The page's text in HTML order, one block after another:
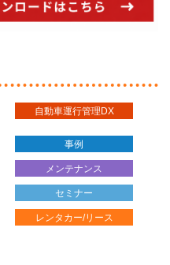
自動車運行管理DX
事例
メンテナンス
セミナー
レンタカー/リース